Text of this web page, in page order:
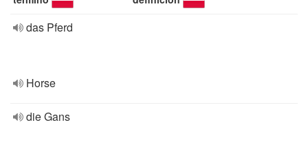
das Pferd
Horse
die Gans